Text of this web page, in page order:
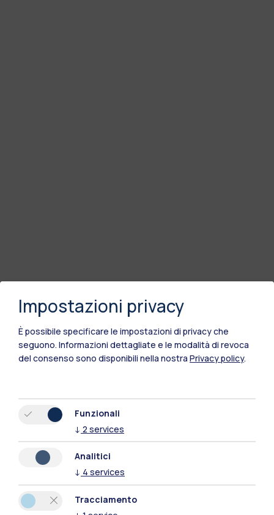
Impostazioni privacy
È possibile specificare le impostazioni di privacy che
seguono. Informazioni dettagliate e le modalità di revoca
del consenso sono disponibili nella nostra Privacy policy.
Funzionali
↓ 2 services
Analitici
↓ 4 services
Tracciamento